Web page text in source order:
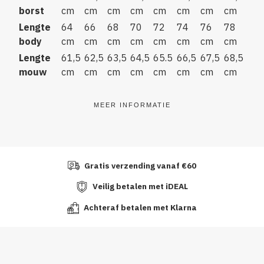
borst
cm
cm
cm
cm
cm
cm
cm
cm
Lengte
body
64
cm
66
cm
68
cm
70
cm
72
cm
74
cm
76
cm
78
cm
Lengte
mouw
61,5
cm
62,5
cm
63,5
cm
64,5
cm
65.5
cm
66,5
cm
67,5
cm
68,5
cm
MEER INFORMATIE
Gratis verzending vanaf €60
Veilig betalen met iDEAL
Achteraf betalen met Klarna